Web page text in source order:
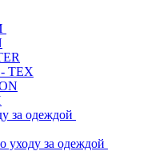
TEX
за одеждой
уходу за одеждой